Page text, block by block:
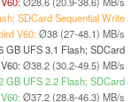
SDCard Sequential Write
V60:Ø38 (27-48.1) MB/s
GB UFS 3.1 Flash; SDCard
Ø38.2 (30.2-49.5) MB/s
GB UFS 2.2 Flash; SDCard
Ø37.2 (28.8-46.3) MB/s